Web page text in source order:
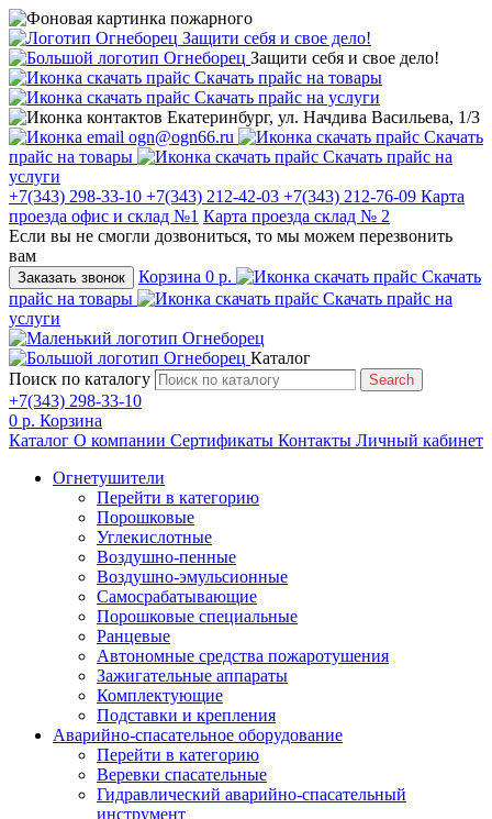
Защити себя и свое дело!
Защити себя и свое дело!
Скачать прайс на товары
Скачать прайс на услуги
Екатеринбург, ул. Начдива Васильева, 1/3
ogn@ogn66.ru
Скачать
прайс на товары
Скачать прайс на
услуги
+7(343) 298-33-10 +7(343) 212-42-03 +7(343) 212-76-09 Карта
проезда офис и склад №1 Карта проезда склад № 2
Если вы не смогли дозвониться, то мы можем перезвонить
вам
Заказать звонок Корзина 0 р.
Скачать
прайс на товары
Скачать прайс на
услуги
Каталог
Поиск по каталогу
Search
+7(343) 298-33-10
0 р. Корзина
Каталог О компании Сертификаты Контакты Личный кабинет
Огнетушители
Перейти в категорию
Порошковые
Углекислотные
Воздушно-пенные
Воздушно-эмульсионные
Самосрабатывающие
Порошковые специальные
Ранцевые
Автономные средства пожаротушения
Зажигательные аппараты
Комплектующие
Подставки и крепления
Аварийно-спасательное оборудование
Перейти в категорию
Веревки спасательные
Гидравлический аварийно-спасательный
инструмент